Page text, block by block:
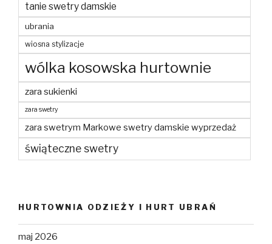
tanie swetry damskie
ubrania
wiosna stylizacje
wólka kosowska hurtownie
zara sukienki
zara swetry
zara swetrym Markowe swetry damskie wyprzedaż
świąteczne swetry
HURTOWNIA ODZIEŻY I HURT UBRAŃ
maj 2026